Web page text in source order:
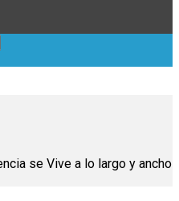
se Vive a lo largo y ancho